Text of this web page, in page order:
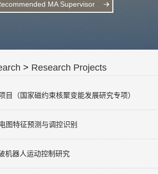
MA Supervisor
> Research Projects
目（国家磁约束核聚变能发展研究专项）
图特征预测与调控识别
机器人运动控制研究